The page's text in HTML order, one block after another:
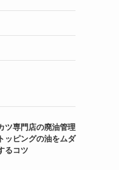
ツ専門店の廃油管理
ッピングの油をムダ
るコツ